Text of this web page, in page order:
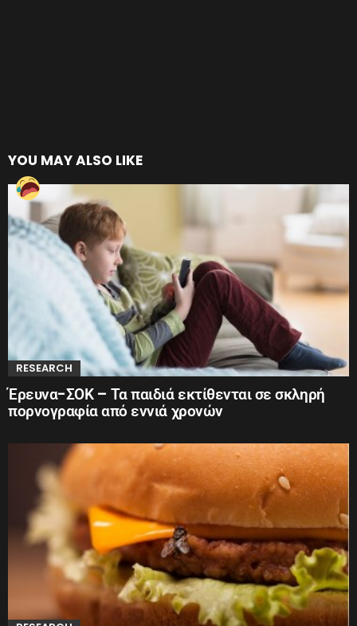
YOU MAY ALSO LIKE
RESEARCH
Έρευνα-ΣΟΚ – Τα παιδιά εκτίθενται σε σκληρή
πορνογραφία από εννιά χρονών